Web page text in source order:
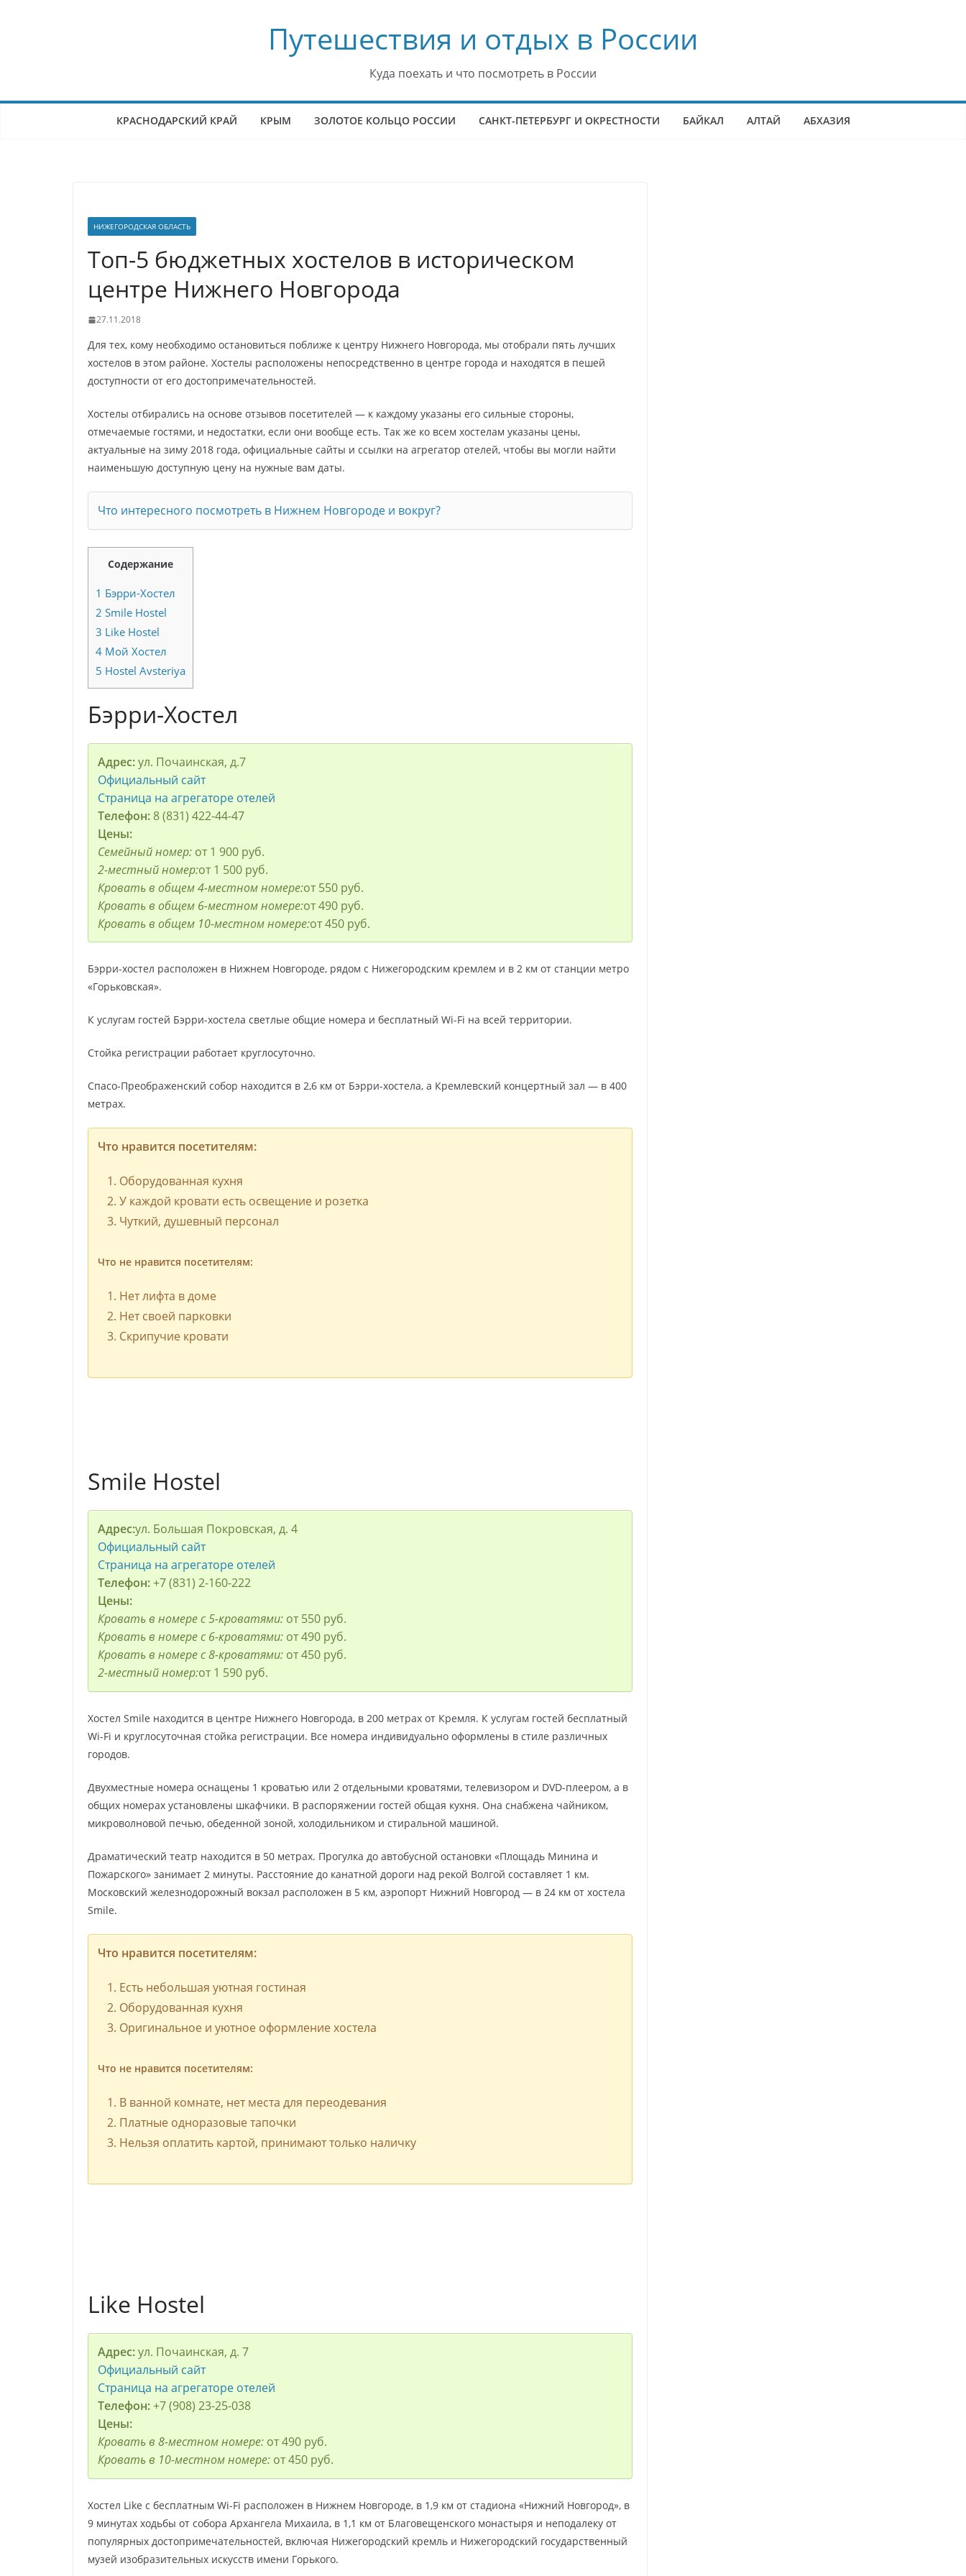
Путешествия и отдых в России
Куда поехать и что посмотреть в России
КРАСНОДАРСКИЙ КРАЙ КРЫМ ЗОЛОТОЕ КОЛЬЦО РОССИИ САНКТ-ПЕТЕРБУРГ И ОКРЕСТНОСТИ БАЙКАЛ АЛТАЙ АБХАЗИЯ
НИЖЕГОРОДСКАЯ ОБЛАСТЬ
Топ-5 бюджетных хостелов в историческом
центре Нижнего Новгорода
27.11.2018
Для тех, кому необходимо остановиться поближе к центру Нижнего Новгорода, мы отобрали пять лучших
хостелов в этом районе. Хостелы расположены непосредственно в центре города и находятся в пешей
доступности от его достопримечательностей.
Хостелы отбирались на основе отзывов посетителей — к каждому указаны его сильные стороны,
отмечаемые гостями, и недостатки, если они вообще есть. Так же ко всем хостелам указаны цены,
актуальные на зиму 2018 года, официальные сайты и ссылки на агрегатор отелей, чтобы вы могли найти
наименьшую доступную цену на нужные вам даты.
Что интересного посмотреть в Нижнем Новгороде и вокруг?
Содержание
1 Бэрри-Хостел
2 Smile Hostel
3 Like Hostel
4 Мой Хостел
5 Hostel Avsteriya
Бэрри-Хостел
Адрес:ул. Почаинская, д.7
Официальный сайт
Страница на агрегаторе отелей
Телефон: 8 (831) 422-44-47
Цены:
Семейный номер: от 1 900 руб.
2-местный номер:от 1 500 руб.
Кровать в общем 4-местном номере:от 550 руб.
Кровать в общем 6-местном номере:от 490 руб.
Кровать в общем 10-местном номере:от 450 руб.
Бэрри-хостел расположен в Нижнем Новгороде, рядом с Нижегородским кремлем и в 2 км от станции метро
«Горьковская».
К услугам гостей Бэрри-хостела светлые общие номера и бесплатный Wi-Fi на всей территории.
Стойка регистрации работает круглосуточно.
Спасо-Преображенский собор находится в 2,6 км от Бэрри-хостела, а Кремлевский концертный зал — в 400
метрах.
Что нравится посетителям:
Оборудованная кухня
У каждой кровати есть освещение и розетка
Чуткий, душевный персонал
Что не нравится посетителям:
Нет лифта в доме
Нет своей парковки
Скрипучие кровати
Smile Hostel
Адрес:ул. Большая Покровская, д. 4
Официальный сайт
Страница на агрегаторе отелей
Телефон:+7 (831) 2-160-222
Цены:
Кровать в номере с 5-кроватями: от 550 руб.
Кровать в номере с 6-кроватями: от 490 руб.
Кровать в номере с 8-кроватями: от 450 руб.
2-местный номер:от 1 590 руб.
Хостел Smile находится в центре Нижнего Новгорода, в 200 метрах от Кремля. К услугам гостей бесплатный
Wi-Fi и круглосуточная стойка регистрации. Все номера индивидуально оформлены в стиле различных
городов.
Двухместные номера оснащены 1 кроватью или 2 отдельными кроватями, телевизором и DVD-плеером, а в
общих номерах установлены шкафчики. В распоряжении гостей общая кухня. Она снабжена чайником,
микроволновой печью, обеденной зоной, холодильником и стиральной машиной.
Драматический театр находится в 50 метрах. Прогулка до автобусной остановки «Площадь Минина и
Пожарского» занимает 2 минуты. Расстояние до канатной дороги над рекой Волгой составляет 1 км.
Московский железнодорожный вокзал расположен в 5 км, аэропорт Нижний Новгород — в 24 км от хостела
Smile.
Что нравится посетителям:
Есть небольшая уютная гостиная
Оборудованная кухня
Оригинальное и уютное оформление хостела
Что не нравится посетителям:
В ванной комнате, нет места для переодевания
Платные одноразовые тапочки
Нельзя оплатить картой, принимают только наличку
Like Hostel
Адрес:ул. Почаинская, д. 7
Официальный сайт
Страница на агрегаторе отелей
Телефон:+7 (908) 23-25-038
Цены:
Кровать в 8-местном номере: от 490 руб.
Кровать в 10-местном номере: от 450 руб.
Хостел Like с бесплатным Wi-Fi расположен в Нижнем Новгороде, в 1,9 км от стадиона «Нижний Новгород», в
9 минутах ходьбы от собора Архангела Михаила, в 1,1 км от Благовещенского монастыря и неподалеку от
популярных достопримечательностей, включая Нижегородский кремль и Нижегородский государственный
музей изобразительных искусств имени Горького.